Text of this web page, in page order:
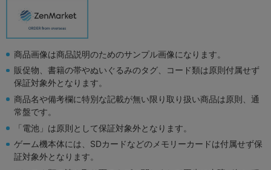
商品画像は商品説明のためのサンプル画像になります。
販促物、書籍の帯やぬいぐるみのタグ、コード類は原則付属せず
保証対象外となります。
商品名や備考欄に特別な記載が無い限り取り扱い商品は原則、通
常盤です。
「電池」は原則として保証対象外となります。
ゲーム機本体には、SDカードなどのメモリーカードは付属せず保
証対象外となります。